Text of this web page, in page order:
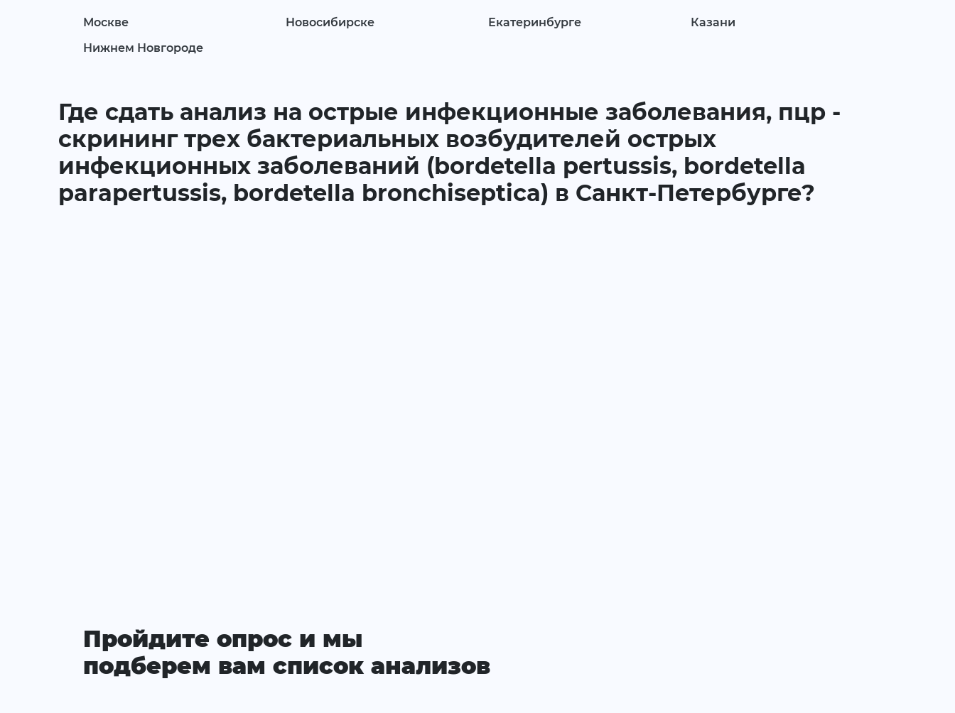
Москве Новосибирске Екатеринбурге
Казани
Нижнем Новгороде
Где сдать анализ на острые инфекционные заболевания, пцр -
скрининг трех бактериальных возбудителей острых
инфекционных заболеваний (bordetella pertussis, bordetella
parapertussis, bordetella bronchiseptica) в Санкт-Петербурге?
Пройдите опрос и мы
подберем вам список анализов